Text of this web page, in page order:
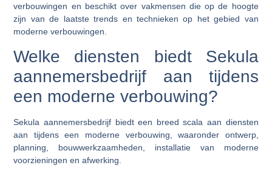
verbouwingen en beschikt over vakmensen die op de hoogte
zijn van de laatste trends en technieken op het gebied van
moderne verbouwingen.
Welke diensten biedt Sekula
aannemersbedrijf aan tijdens
een moderne verbouwing?
Sekula aannemersbedrijf biedt een breed scala aan diensten
aan tijdens een moderne verbouwing, waaronder ontwerp,
planning, bouwwerkzaamheden, installatie van moderne
voorzieningen en afwerking.